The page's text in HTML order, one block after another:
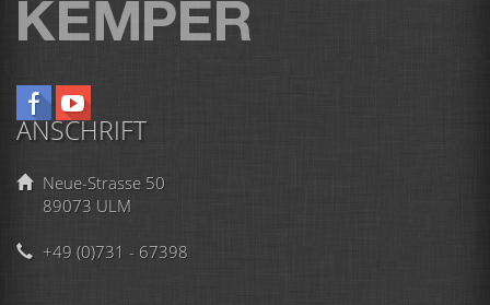
ANSCHRIFT
Neue-Strasse 50
89073 ULM
+49 (0)731 - 67398